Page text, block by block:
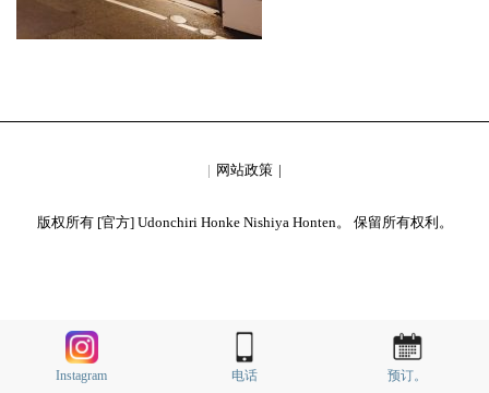
网站政策
版权所有 [官方] Udonchiri Honke Nishiya Honten。 保留所有权利。
Instagram 电话 预订。